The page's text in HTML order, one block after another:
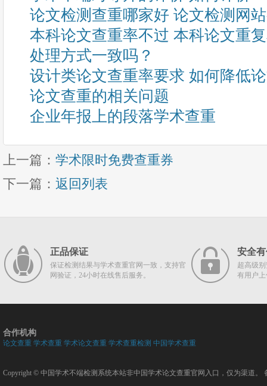
论文检测查重哪家好 论文检测网
本科论文查重率不过 本科论文重
处理方式一致吗？
设计类论文查重率要求 如何降低
论文查重的相关问题
企业年报上的段落学术查重
上一篇： 学术限时免费查重券
下一篇： 返回列表
正品保证
保证检测结果与学术查重官网一致，支持官
网验证，24小时在线售后服务。
安全
超高级
有用户
合作机构
论文查重 学术查重 学术论文查重 学术查重检测 中国学术查重
Copyright © 中国学术不端检测系统本站非中国学术论文查重官网入口，仅为渠道。